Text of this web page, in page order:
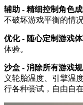
辅助 - 精细控制角色成
不破坏游戏平衡的情
优化 - 随心定制游戏体
体验。
沙盒 - 消除所有游戏规
义轮胎温度、引擎温
行各种尝试，自由自